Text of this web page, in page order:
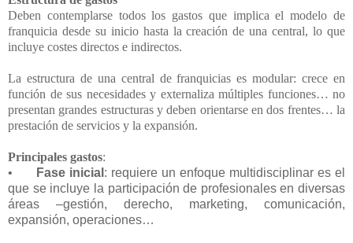
Deben contemplarse todos los gastos que implica el modelo de
franquicia desde su inicio hasta la creación de una central, lo que
incluye costes directos e indirectos.
La estructura de una central de franquicias es modular: crece en
función de sus necesidades y externaliza múltiples funciones… no
presentan grandes estructuras y deben orientarse en dos frentes… la
prestación de servicios y la expansión.
Principales gastos:
•
Fase inicial : requiere un enfoque multidisciplinar es el
que se incluye la participación de profesionales en diversas
áreas –gestión, derecho, marketing, comunicación,
expansión, operaciones…